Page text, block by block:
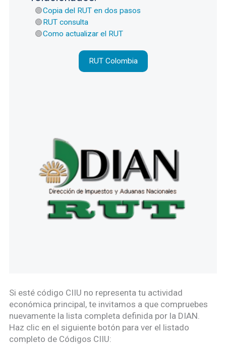
Copia del RUT en dos pasos
RUT consulta
Como actualizar el RUT
RUT Colombia
Si esté código CIIU no representa tu actividad
económica principal, te invitamos a que compruebes
nuevamente la lista completa definida por la DIAN.
Haz clic en el siguiente botón para ver el listado
completo de Códigos CIIU: